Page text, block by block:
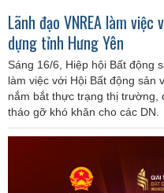
Lãnh đạo VNREA làm
dựng tỉnh Hưng Yên
Sáng 16/6, Hiệp hội Bất động
làm việc với Hội Bất động sản
nắm bắt thực trạng thị trường,
tháo gỡ khó khăn cho các DN.